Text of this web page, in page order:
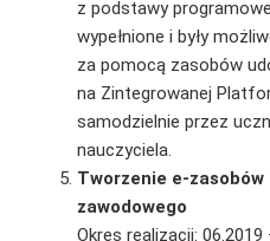
z podstawy
wypełnione i były
za pomocą zasobów
na Zintegrowanej
samodzielnie przez
nauczyciela.
Tworzenie e-zasobów
zawodowego
Okres realizacji: 06.2019